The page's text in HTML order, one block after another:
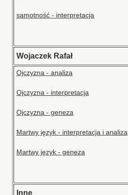
samotność - interpretacja
Wojaczek Rafał
Ojczyzna - analiza
Ojczyzna - interpretacja
Ojczyzna - geneza
Martwy język - interpretacja i analiza
Martwy język - geneza
Inne